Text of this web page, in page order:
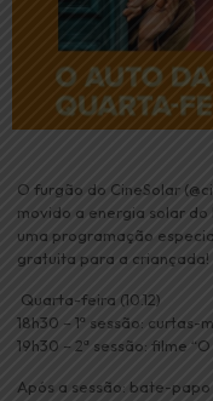
O furgão do CineSolar
movido a energia solar do
uma programação
gratuita para a criançada!
️ Quarta-feira (10.12)
18h30 – 1ª sessão: curtas-
19h30 – 2ª sessão: filme
Após a sessão: bate-